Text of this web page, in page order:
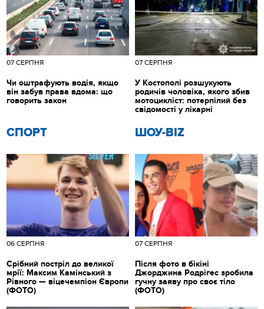
СПОРТ
06 СЕРПНЯ
Срібний постріл до великої
мрії: Максим Камінський з
Рівного — віцечемпіон Європи
(ФОТО)
ШОУ-BIZ
07 СЕРПНЯ
Після фото в бікіні
Джорджина Родрігес зробила
гучну заяву про своє тіло
(ФОТО)
07 СЕРПНЯ
Чи оштрафують водія, якщо
він забув права вдома: що
говорить закон
07 СЕРПНЯ
У Костополі розшукують
родичів чоловіка, якого збив
мотоцикліст: потерпілий без
свідомості у лікарні